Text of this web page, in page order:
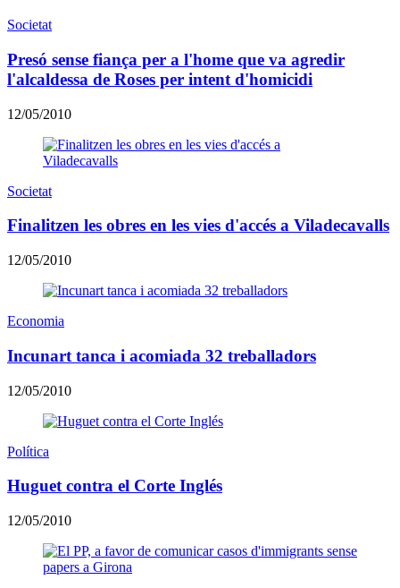
Societat
Presó sense fiança per a l'home que va agredir
l'alcaldessa de Roses per intent d'homicidi
12/05/2010
Societat
Finalitzen les obres en les vies d'accés a Viladecavalls
12/05/2010
Economia
Incunart tanca i acomiada 32 treballadors
12/05/2010
Política
Huguet contra el Corte Inglés
12/05/2010